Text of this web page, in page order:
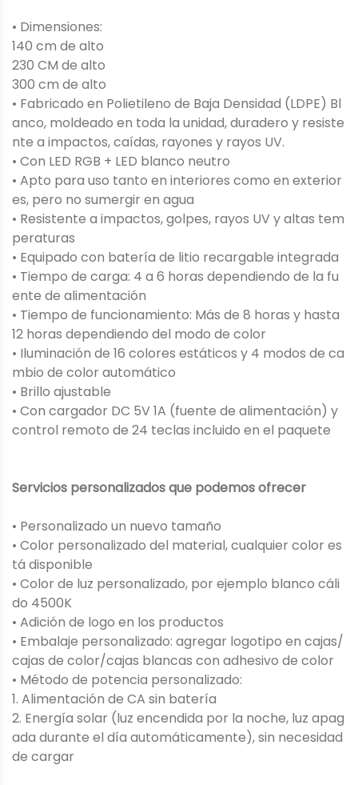
• Dimensiones:
140 cm de alto
230 CM de alto
300 cm de alto
• Fabricado en Polietileno de Baja Densidad (LDPE) Bl
anco, moldeado en toda la unidad, duradero y resiste
nte a impactos, caídas, rayones y rayos UV.
• Con LED RGB + LED blanco neutro
• Apto para uso tanto en interiores como en exterior
es, pero no sumergir en agua
• Resistente a impactos, golpes, rayos UV y altas tem
peraturas
• Equipado con batería de litio recargable integrada
• Tiempo de carga: 4 a 6 horas dependiendo de la fu
ente de alimentación
• Tiempo de funcionamiento: Más de 8 horas y hasta
12 horas dependiendo del modo de color
• Iluminación de 16 colores estáticos y 4 modos de ca
mbio de color automático
• Brillo ajustable
• Con cargador DC 5V 1A (fuente de alimentación) y
control remoto de 24 teclas incluido en el paquete
Servicios personalizados que podemos ofrecer
• Personalizado un nuevo tamaño
• Color personalizado del material, cualquier color es
tá disponible
• Color de luz personalizado, por ejemplo blanco cáli
do 4500K
• Adición de logo en los productos
• Embalaje personalizado: agregar logotipo en cajas/
cajas de color/cajas blancas con adhesivo de color
• Método de potencia personalizado:
1. Alimentación de CA sin batería
2. Energía solar (luz encendida por la noche, luz apag
ada durante el día automáticamente), sin necesidad
de cargar